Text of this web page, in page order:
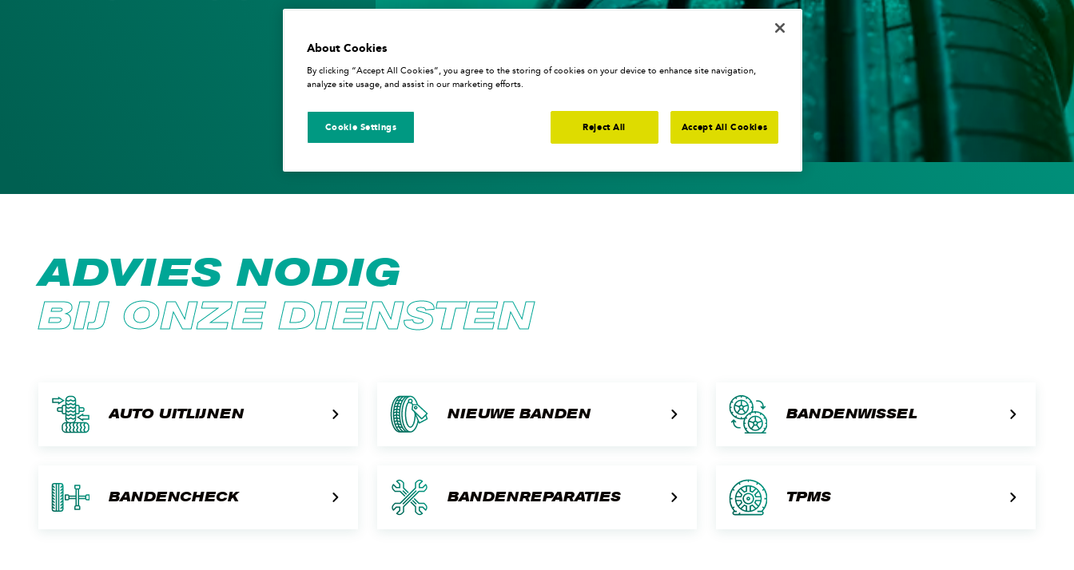
ADVIES NODIG
BIJ ONZE DIENSTEN
AUTO UITLIJNEN NIEUWE BANDEN BANDENWISSEL
BANDENCHECK BANDENREPARATIES TPMS
About Cookies
By clicking “Accept All Cookies”, you agree to the storing of cookies on your device to enhance site navigation,
analyze site usage, and assist in our marketing efforts.
Reject All Accept All Cookies
Cookie Settings